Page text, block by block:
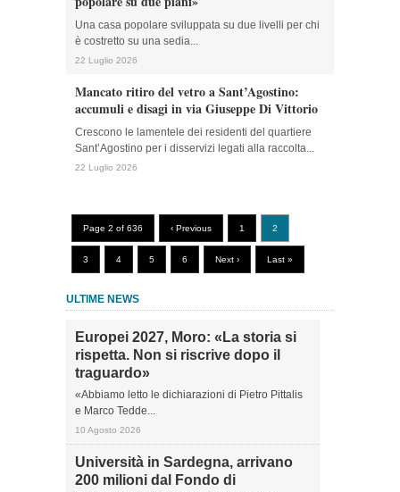
Una casa popolare sviluppata su due livelli per chi
è costretto su una sedia...
22 Luglio 2026
Mancato ritiro del vetro a Sant’Agostino:
accumuli e disagi in via Giuseppe Di Vittorio
Crescono le lamentele dei residenti del quartiere
Sant’Agostino per i disservizi legati alla raccolta...
22 Luglio 2026
Page 2 of 636 ‹ Previous 1 2
3 4 5 6 Next › Last »
ULTIME NEWS
Europei 2027, Moro: «La storia si
rispetta. Non si riscrive dopo il
traguardo»
«Abbiamo letto le dichiarazioni di Pietro Pittalis
e Marco Tedde...
10 Agosto 2026
Università in Sardegna, arrivano
200 milioni dal Fondo di